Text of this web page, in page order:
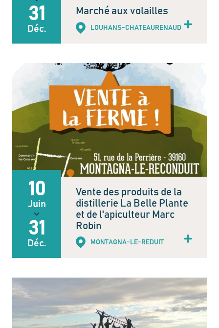
31
Déc.
Marché aux volailles
LOUHANS-CHATEAURENAUD
10
Juin
31
Déc.
Vente des produits de la
distillerie La Belle Plante
et de l'apiculteur Marc
Robin
MONTAGNA-LE-REDUIT